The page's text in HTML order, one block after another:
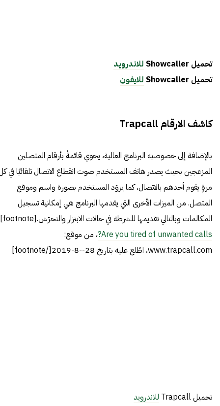
تحميل Showcaller
للاندرويد
تحميل Showcaller
للايفون
كاشف الارقام Trapcall
بالإضافة إلى خصوصية البرنامج العالية، يحوي قائمةً بأرقام المتصلين
المزعجين بحيث يصدر هاتف المستخدم صوت انقطاع الاتصال تلقائيًا في
مرةٍ يقوم أحدهم بالاتصال، كما يزوّد المستخدم بصورة واسم وموقع
المتصل. من الميزات الأخرى التي يقدمها البرنامج هي إمكانية تسجيل
المكالمات وبالتالي تقديمها للشرطة في حالات الابتزاز والتحرّش.[footnote]،
Are you tired of unwanted calls? ، من موقع:
www.trapcall.com، اطّلع عليه بتاريخ 28--8-2019[/footnote]
تحميل Trapcall
للاندرويد